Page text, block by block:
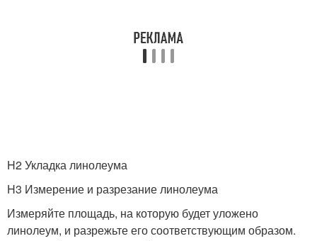
H2 Укладка линолеума
H3 Измерение и разрезание линолеума
Измеряйте площадь, на которую будет уложено
линолеум, и разрежьте его соответствующим образом.